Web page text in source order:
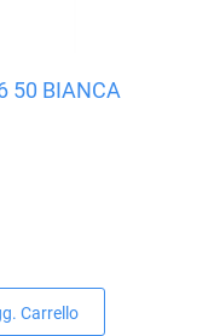
50 BIANCA
Carrello